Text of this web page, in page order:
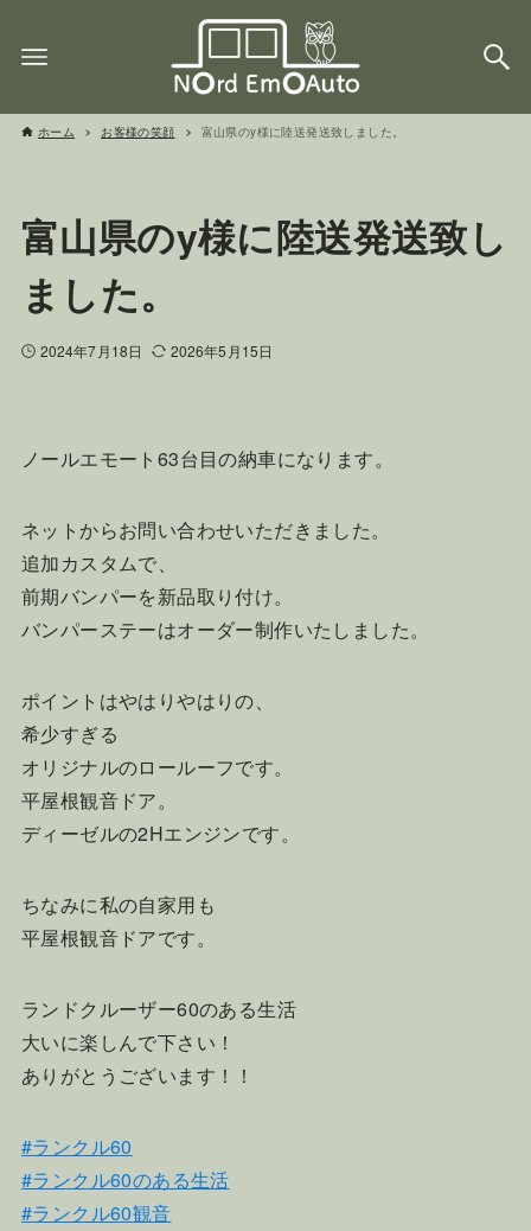
ホーム お客様の笑顔 富山県のy様に陸送発送致しました。
富山県のy様に陸送発送致し
ました。
2024年7月18日 2026年5月15日
ノールエモート63台目の納車になります。
ネットからお問い合わせいただきました。
追加カスタムで、
前期バンパーを新品取り付け。
バンパーステーはオーダー制作いたしました。
ポイントはやはりやはりの、
希少すぎる
オリジナルのロールーフです。
平屋根観音ドア。
ディーゼルの2Hエンジンです。
ちなみに私の自家用も
平屋根観音ドアです。
ランドクルーザー60のある生活
大いに楽しんで下さい！
ありがとうございます！！
#ランクル60
#ランクル60のある生活
#ランクル60観音